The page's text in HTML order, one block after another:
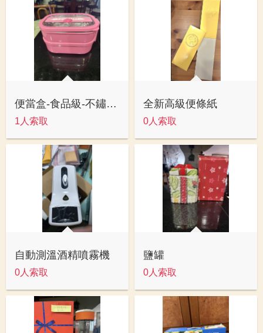
便當盒-食品級-不鏽鋼內膽
1人索取
全新高級便條紙
0人索取
自動測溫酒精噴霧機
0人索取
鹽罐
0人索取